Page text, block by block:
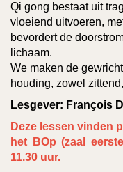
Qi gong bestaat uit
vloeiend uitvoeren,
bevordert de
lichaam.
We maken de
houding, zowel
Lesgever: François
Deze lessen vinden
het BOp (zaal
11.30 uur.